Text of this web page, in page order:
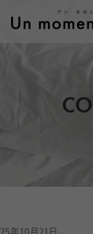
25年10月21日